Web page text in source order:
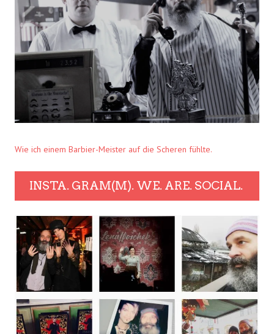
Wie ich einem Barbier-Meister auf die Scheren fühlte.
INSTA. GRAM(M). WE. ARE. SOCIAL.